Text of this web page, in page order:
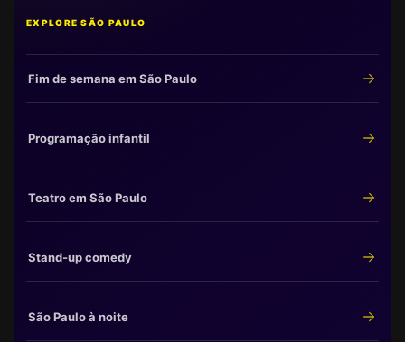
EXPLORE SÃO PAULO
Fim de semana em São Paulo
Programação infantil
Teatro em São Paulo
Stand-up comedy
São Paulo à noite